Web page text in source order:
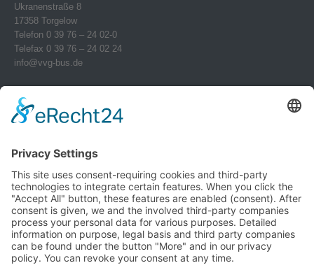
Ukranenstraße 8
17358 Torgelow
Telefon 0 39 76 – 24 02-0
Telefax 0 39 76 – 24 02 24
info@vvg-bus.de
Torgelower Str. 18
17309 Pasewalk
Demminer Str. 43
17126 Jarmen
Telefon 03 99 97 – 1 03 08
Telefax 03 99 97 – 1 03 18
jarmen@vvg-bus.de
Betriebshof Bansin
Dorf Bansin 1 c
Verwendung von Cookies
Um unsere Website für Sie optimal
zu gestalten und fortlaufend
verbessern zu können, verwenden
wir Cookies. Durch die weitere